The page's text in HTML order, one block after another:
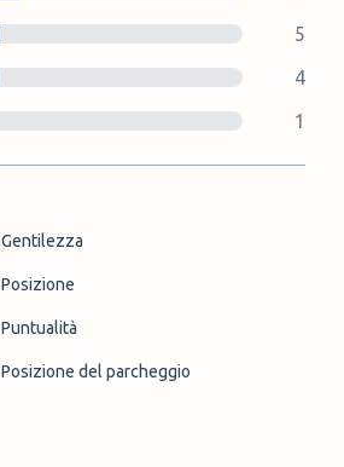
5
4
1
Gentilezza
Posizione
Puntualità
Posizione del parcheggio